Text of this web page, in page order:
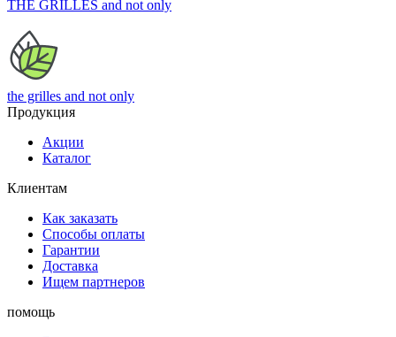
THE GRILLES and not only
the grilles and not only
Продукция
Акции
Каталог
Клиентам
Как заказать
Способы оплаты
Гарантии
Доставка
Ищем партнеров
помощь